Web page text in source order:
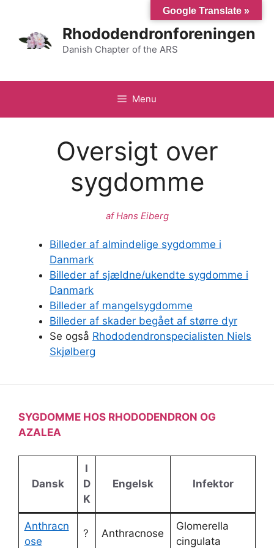
indhold
Rhododendronforeningen
Danish Chapter of the ARS
Menu
Oversigt over
sygdomme
af Hans Eiberg
Billeder af almindelige sygdomme i
Danmark
Billeder af sjældne/ukendte sygdomme i
Danmark
Billeder af mangelsygdomme
Billeder af skader begået af større dyr
Se også Rhododendronspecialisten Niels
Skjølberg
SYGDOMME HOS RHODODENDRON OG
AZALEA
Dansk
I
D
K
Engelsk Infektor
Anthracn
ose
? Anthracnose
Glomerella
cingulata
Google Translate »